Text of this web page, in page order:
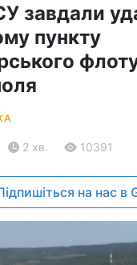
завдали
пункту
2 хв. 10391
на нас в